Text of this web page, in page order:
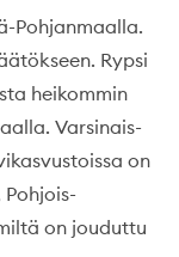
Pohjanmaalla.
Rypsi
heikommin
Varsinais-
on
on jouduttu